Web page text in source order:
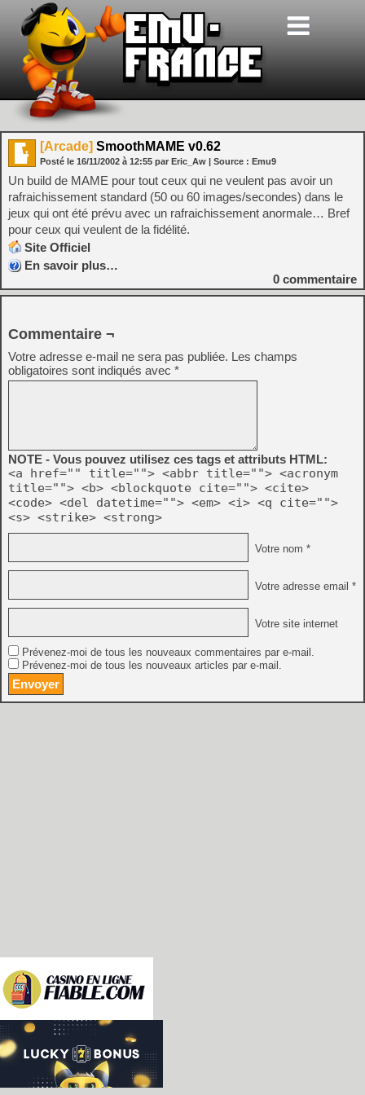
[Arcade] SmoothMAME v0.62
Posté le 16/11/2002 à 12:55 par Eric_Aw | Source : Emu9
Un build de MAME pour tout ceux qui ne veulent pas avoir un
rafraichissement standard (50 ou 60 images/secondes) dans le
jeux qui ont été prévu avec un rafraichissement anormale… Bref
pour ceux qui veulent de la fidélité.
Site Officiel
En savoir plus…
0 commentaire
Commentaire ¬
Votre adresse e-mail ne sera pas publiée. Les champs
obligatoires sont indiqués avec *
NOTE - Vous pouvez utilisez ces tags et attributs HTML:
<a href="" title=""> <abbr title=""> <acronym
title=""> <b> <blockquote cite=""> <cite>
<code> <del datetime=""> <em> <i> <q cite="">
<s> <strike> <strong>
Votre nom *
Votre adresse email *
Votre site internet
Prévenez-moi de tous les nouveaux commentaires par e-mail.
Prévenez-moi de tous les nouveaux articles par e-mail.